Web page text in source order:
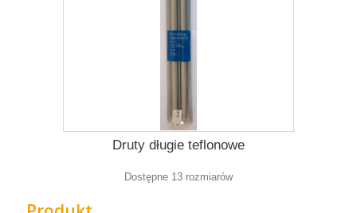
Druty długie teflonowe
Dostępne 13 rozmiarów